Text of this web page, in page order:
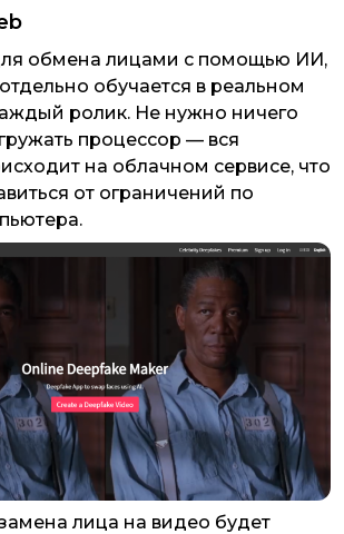
обмена лицами с помощью ИИ,
обучается в реальном
ролик. Не нужно ничего
процессор — вся
на облачном сервисе, что
от ограничений по
лица на видео будет